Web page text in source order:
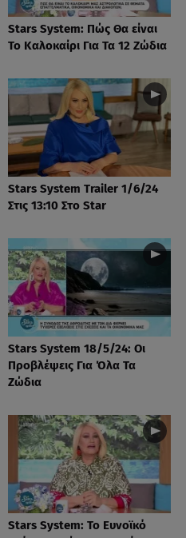
Stars System: Πώς Θα είναι
Το Καλοκαίρι Για Τα 12 Ζώδια
Stars System Trailer 1/6/24
Στις 13:10 Στο Star
Stars System 18/5/24: Οι
Προβλέψεις Για Όλα Τα
Ζώδια
Stars System: Το Ευνοϊκό